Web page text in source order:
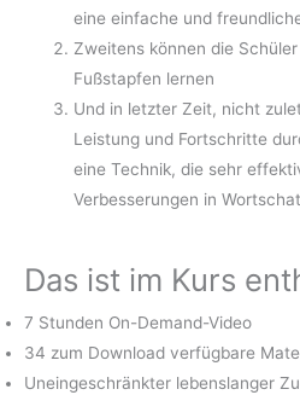
eine einfache und
Zweitens können die
Fußstapfen lernen
Und in letzter Zeit, nicht
Leistung und Fortschritte
eine Technik, die sehr
Verbesserungen in
Das ist im Kurs
7 Stunden On-Demand-Video
34 zum Download verfügbare
Uneingeschränkter lebenslanger